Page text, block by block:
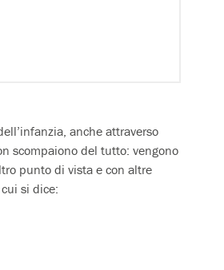
anche attraverso
scompaiono del tutto: vengono
punto di vista e con altre
si dice: